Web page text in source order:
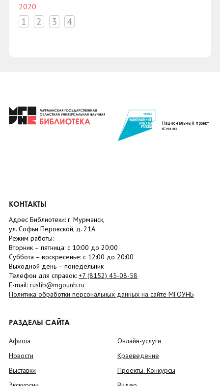
2020
1 2 3 4
Национальный проект
«Семья»
КОНТАКТЫ
Адрес Библиотеки: г. Мурманск,
ул. Софьи Перовской, д. 21А
Режим работы:
Вторник – пятница: с 10:00 до 20:00
Суббота – воскресенье: c 12:00 до 20:00
Выходной день – понедельник
Телефон для справок: +7 (8152) 45-08-58
E-mail: ruslib@mgounb.ru
Политика обработки персональных данных на сайте МГОУНБ
РАЗДЕЛЫ САЙТА
Афиша
Новости
Выставки
Онлайн-услуги
Краеведение
Проекты. Конкурсы